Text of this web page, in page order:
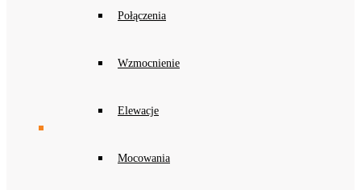
Połączenia
Wzmocnienie
Elewacje
Mocowania